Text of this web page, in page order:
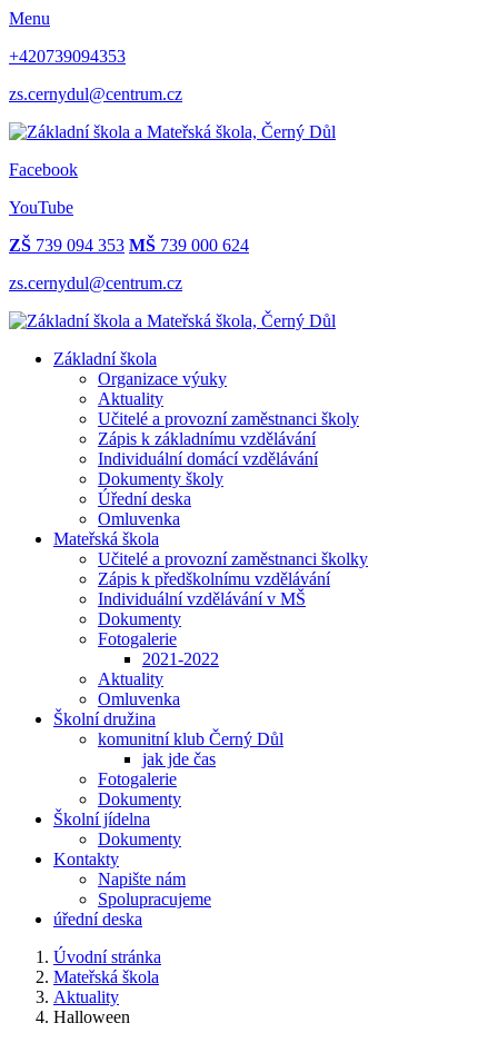
Menu
+420739094353
zs.cernydul@centrum.cz
Facebook
YouTube
ZŠ 739 094 353 MŠ 739 000 624
zs.cernydul@centrum.cz
Základní škola
Organizace výuky
Aktuality
Učitelé a provozní zaměstnanci školy
Zápis k základnímu vzdělávání
Individuální domácí vzdělávání
Dokumenty školy
Úřední deska
Omluvenka
Mateřská škola
Učitelé a provozní zaměstnanci školky
Zápis k předškolnímu vzdělávání
Individuální vzdělávání v MŠ
Dokumenty
Fotogalerie
2021-2022
Aktuality
Omluvenka
Školní družina
komunitní klub Černý Důl
jak jde čas
Fotogalerie
Dokumenty
Školní jídelna
Dokumenty
Kontakty
Napište nám
Spolupracujeme
úřední deska
Úvodní stránka
Mateřská škola
Aktuality
Halloween